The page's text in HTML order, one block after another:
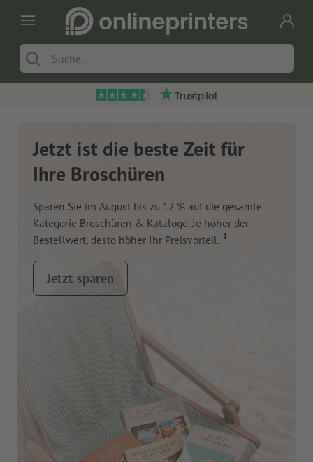
Jetzt ist die beste Zeit für
Ihre Broschüren
Sparen Sie im August bis zu 12 % auf die gesamte
Kategorie Broschüren & Kataloge. Je höher der
Bestellwert, desto höher Ihr Preisvorteil. 1
Jetzt sparen